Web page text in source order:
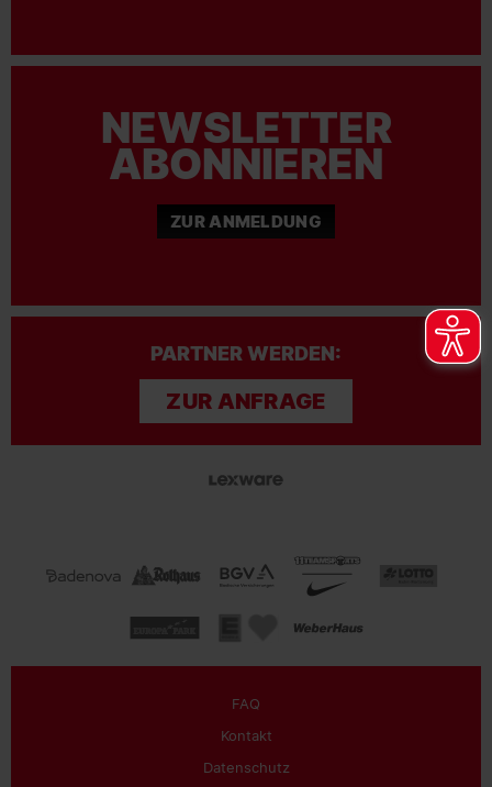
NEWSLETTER
ABONNIEREN
ZUR ANMELDUNG
PARTNER WERDEN:
ZUR ANFRAGE
FAQ
Kontakt
Datenschutz